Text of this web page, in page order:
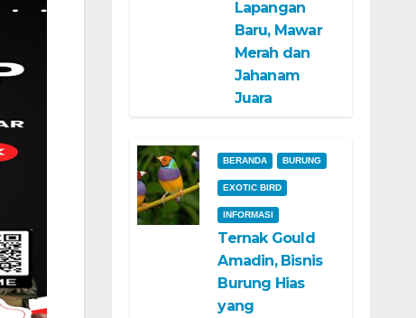
Lapangan
Baru, Mawar
Merah dan
Jahanam
Juara
BERANDA BURUNG
EXOTIC BIRD
INFORMASI
Ternak Gould
Amadin, Bisnis
Burung Hias
yang